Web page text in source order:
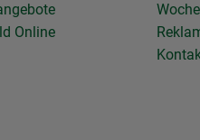
Online